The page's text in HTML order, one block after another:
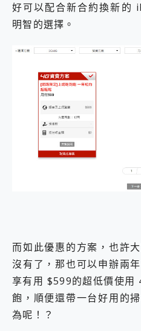
好可以配合新合約換新的
明智的選擇。
而如此優惠的方案，也許
沒有了，那也可以申辦兩
享有用 $599的超低價使用
飽，順便還帶一台好用的
為呢！？